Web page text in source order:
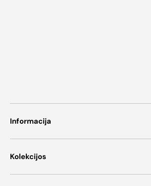
Informacija
Kolekcijos